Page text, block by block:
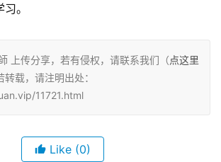
。
上传分享，若有侵权，请联系我们（点这里
载，请注明出处：
11721.html
Like (0)